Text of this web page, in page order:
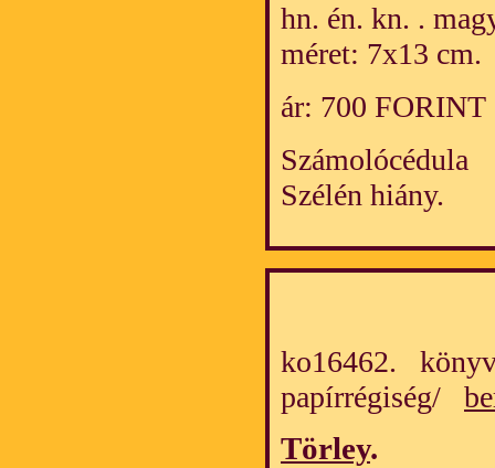
hn. én. kn. .
méret: 7x13 cm.
ár: 700 FORINT
Számolócédula
Szélén hiány.
ko16462.
papírrégiség/
Törley.